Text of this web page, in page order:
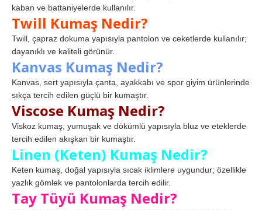
kaban ve battaniyelerde kullanılır.
Twill Kumaş Nedir?
Twill, çapraz dokuma yapısıyla pantolon ve ceketlerde kullanılır;
dayanıklı ve kaliteli görünür.
Kanvas Kumaş Nedir?
Kanvas, sert yapısıyla çanta, ayakkabı ve spor giyim ürünlerinde
sıkça tercih edilen güçlü bir kumaştır.
Viscose Kumaş Nedir?
Viskoz kumaş, yumuşak ve dökümlü yapısıyla bluz ve eteklerde
tercih edilen akışkan bir kumaştır.
Linen (Keten) Kumaş Nedir?
Keten kumaş, doğal yapısıyla sıcak iklimlere uygundur; özellikle
yazlık gömlek ve pantolonlarda tercih edilir.
Tay Tüyü Kumaş Nedir?